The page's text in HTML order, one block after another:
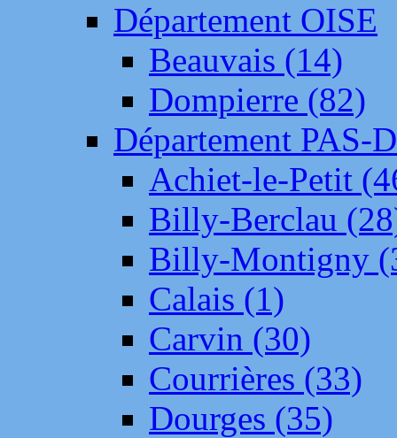
Département OISE
Beauvais (14)
Dompierre (82)
Département PAS-
Achiet-le-Petit
Billy-Berclau
Billy-Montigny
Calais (1)
Carvin (30)
Courrières (33)
Dourges (35)